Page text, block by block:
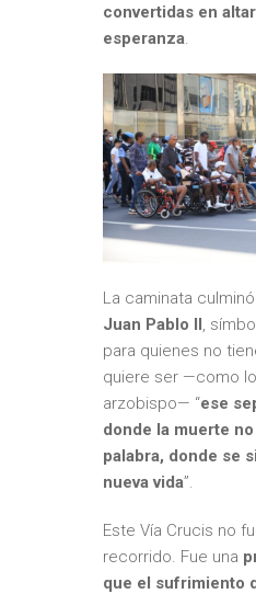
convertidas en
esperanza.
La caminata
Juan Pablo II,
para quienes no
quiere ser —como
arzobispo— “ese
donde la muerte
palabra, donde se
nueva vida”.
Este Vía Crucis no
recorrido. Fue una
que el sufrimiento